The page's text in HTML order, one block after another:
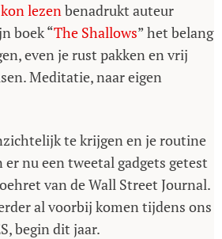
lezenbenadrukt auteur
boek “The Shallows” het belang
even je rust pakken en vrij
Meditatie, naar eigen
te krijgen en je routine
nu een tweetal gadgets getest
van de Wall Street Journal.
al voorbij komen tijdens ons
begin dit jaar.